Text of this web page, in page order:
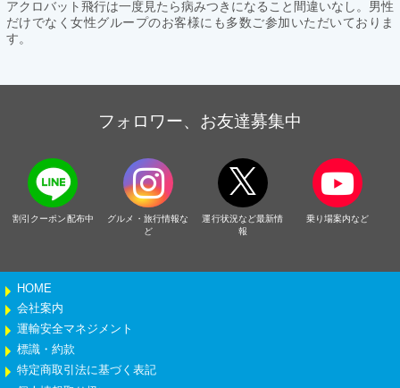
アクロバット飛行は一度見たら病みつきになること間違いなし。男性
だけでなく女性グループのお客様にも多数ご参加いただいておりま
す。
フォロワー、お友達募集中
割引クーポン配布中
グルメ・旅行情報な
ど
運行状況など最新情
報
乗り場案内など
HOME
会社案内
運輸安全マネジメント
標識・約款
特定商取引法に基づく表記